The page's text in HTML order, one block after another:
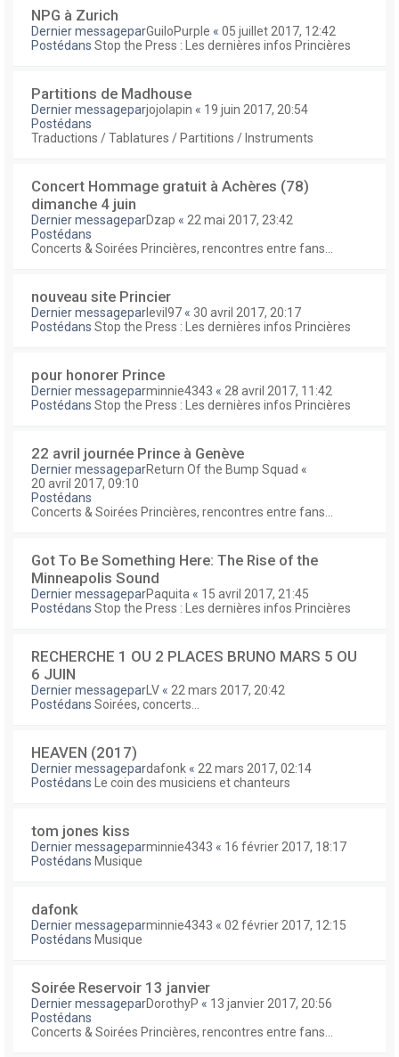
NPG à Zurich
Dernier messageparGuiloPurple « 05 juillet 2017, 12:42
Postédans Stop the Press : Les dernières infos Princières
Partitions de Madhouse
Dernier messageparjojolapin « 19 juin 2017, 20:54
Postédans
Traductions / Tablatures / Partitions / Instruments
Concert Hommage gratuit à Achères (78)
dimanche 4 juin
Dernier messageparDzap « 22 mai 2017, 23:42
Postédans
Concerts & Soirées Princières, rencontres entre fans...
nouveau site Princier
Dernier messageparlevil97 « 30 avril 2017, 20:17
Postédans Stop the Press : Les dernières infos Princières
pour honorer Prince
Dernier messageparminnie4343 « 28 avril 2017, 11:42
Postédans Stop the Press : Les dernières infos Princières
22 avril journée Prince à Genève
Dernier messageparReturn Of the Bump Squad «
20 avril 2017, 09:10
Postédans
Concerts & Soirées Princières, rencontres entre fans...
Got To Be Something Here: The Rise of the
Minneapolis Sound
Dernier messageparPaquita « 15 avril 2017, 21:45
Postédans Stop the Press : Les dernières infos Princières
RECHERCHE 1 OU 2 PLACES BRUNO MARS 5 OU
6 JUIN
Dernier messagepar LV « 22 mars 2017, 20:42
Postédans Soirées, concerts...
HEAVEN (2017)
Dernier messagepardafonk « 22 mars 2017, 02:14
Postédans
Le coin des musiciens et chanteurs
tom jones kiss
Dernier messageparminnie4343 « 16 février 2017, 18:17
Postédans Musique
dafonk
Dernier messageparminnie4343 « 02 février 2017, 12:15
Postédans Musique
Soirée Reservoir 13 janvier
Dernier messageparDorothyP « 13 janvier 2017, 20:56
Postédans
Concerts & Soirées Princières, rencontres entre fans...